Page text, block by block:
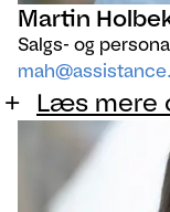
Martin
Salgs- og
Læs mere